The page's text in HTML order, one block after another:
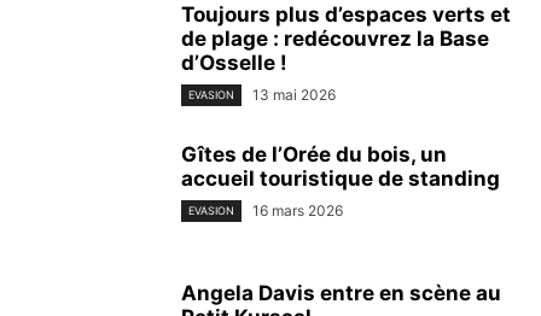
Toujours plus d’espaces verts et
de plage : redécouvrez la Base
d’Osselle !
EVASION 13 mai 2026
Gîtes de l’Orée du bois, un
accueil touristique de standing
EVASION 16 mars 2026
Angela Davis entre en scène au